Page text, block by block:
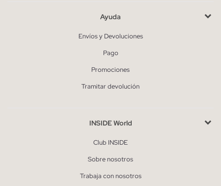
Ayuda
Envíos y Devoluciones
Pago
Promociones
Tramitar devolución
INSIDE World
Club INSIDE
Sobre nosotros
Trabaja con nosotros